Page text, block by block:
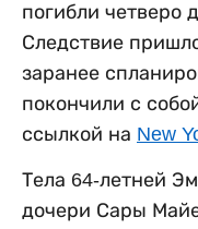
погибли четверо
Следствие
заранее
покончили с
ссылкой на New
Тела 64-летней
дочери Сары